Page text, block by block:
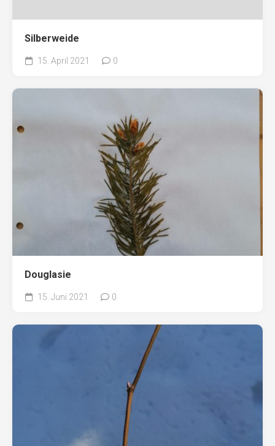
Silberweide
15. April 2021 0
Douglasie
15. Juni 2021 0